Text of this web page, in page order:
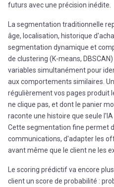
futurs avec une précision inédite.
La segmentation traditionnelle
âge, localisation, historique
segmentation dynamique et
de clustering (K-means,
variables simultanément pour
aux comportements similaires.
régulièrement vos pages produit
ne clique pas, et dont le panier
raconte une histoire que seule
Cette segmentation fine permet
communications, d'adapter les
avant même que le client ne les
Le scoring prédictif va encore
client un score de probabilité :